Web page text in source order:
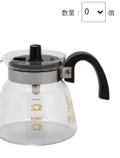
数量： 個